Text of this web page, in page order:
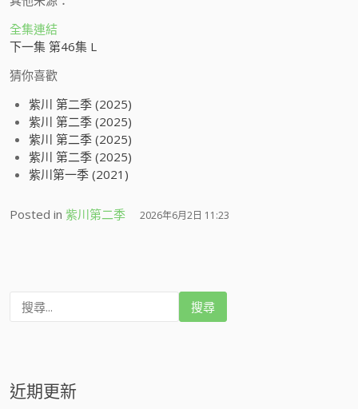
全集連結
下一集 第46集 L
猜你喜歡
紫川 第二季 (2025)
紫川 第二季 (2025)
紫川 第二季 (2025)
紫川 第二季 (2025)
紫川第一季 (2021)
Posted in 紫川第二季 2026年6月2日 11:23
近期更新